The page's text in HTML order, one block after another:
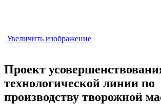
Увеличить изображение
Проект
технологической линии по
производству творожной